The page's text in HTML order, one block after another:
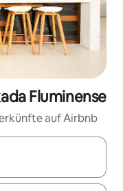
Fluminense
auf Airbnb
mit den